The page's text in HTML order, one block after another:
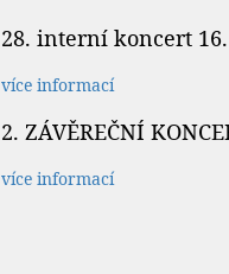
28. interní koncert
více informací
2. ZÁVĚREČNÍ
více informací